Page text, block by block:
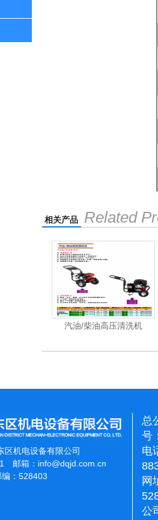
相关产品 Related
汽油/柴油高压清洗机
机电设备有限公司
邮箱： info@dqjd.com.cn
：528403
总
号
电
网
公